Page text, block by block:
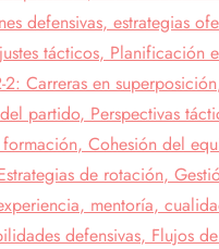
defensivas, estrategias
tácticos, Planificación
Carreras en
partido, Perspectivas
Cohesión del
de rotación,
mentoría,
defensivas, Flujos